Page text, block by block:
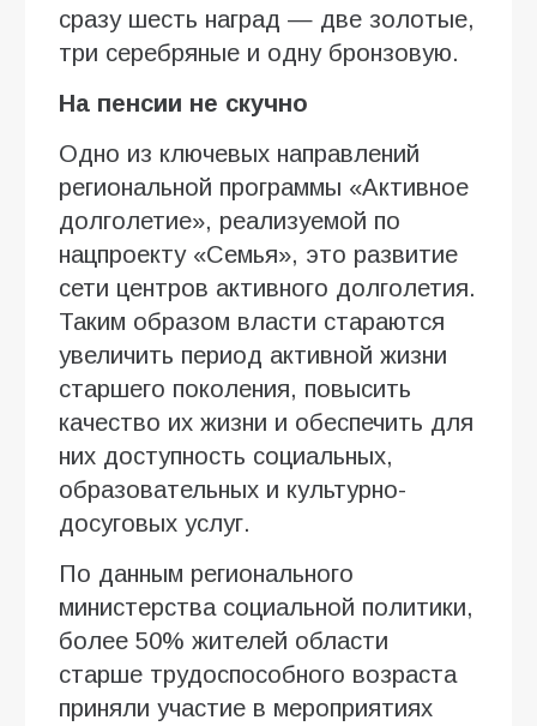
сразу шесть наград — две золотые,
три серебряные и одну бронзовую.
На пенсии не скучно
Одно из ключевых направлений
региональной программы «Активное
долголетие», реализуемой по
нацпроекту «Семья», это развитие
сети центров активного долголетия.
Таким образом власти стараются
увеличить период активной жизни
старшего поколения, повысить
качество их жизни и обеспечить для
них доступность социальных,
образовательных и культурно-
досуговых услуг.
По данным регионального
министерства социальной политики,
более 50% жителей области
старше трудоспособного возраста
приняли участие в мероприятиях